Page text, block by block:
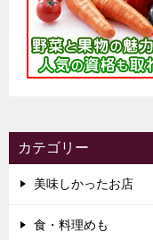
カテゴリー
美味しかったお店
食・料理めも